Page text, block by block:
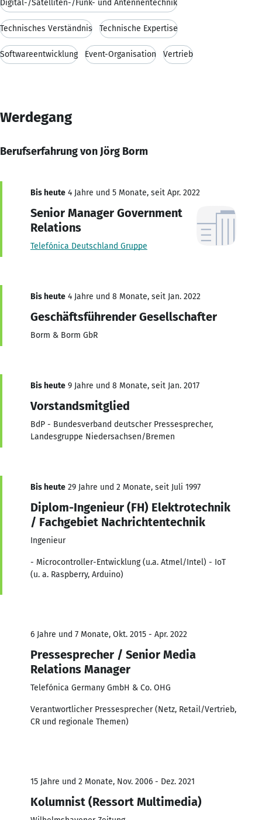
Digital-/Satelliten-/Funk- und Antennentechnik
Technisches Verständnis Technische Expertise
Softwareentwicklung Event-Organisation Vertrieb
Werdegang
Berufserfahrung von Jörg Borm
Bis heute 4 Jahre und 5 Monate, seit Apr. 2022
Senior Manager Government
Relations
Telefónica Deutschland Gruppe
Bis heute 4 Jahre und 8 Monate, seit Jan. 2022
Geschäftsführender Gesellschafter
Borm & Borm GbR
Bis heute 9 Jahre und 8 Monate, seit Jan. 2017
Vorstandsmitglied
BdP - Bundesverband deutscher Pressesprecher,
Landesgruppe Niedersachsen/Bremen
Bis heute 29 Jahre und 2 Monate, seit Juli 1997
Diplom-Ingenieur (FH) Elektrotechnik
/ Fachgebiet Nachrichtentechnik
Ingenieur
- Microcontroller-Entwicklung (u.a. Atmel/Intel) - IoT
(u. a. Raspberry, Arduino)
6 Jahre und 7 Monate, Okt. 2015 - Apr. 2022
Pressesprecher / Senior Media
Relations Manager
Telefónica Germany GmbH & Co. OHG
Verantwortlicher Pressesprecher (Netz, Retail/Vertrieb,
CR und regionale Themen)
15 Jahre und 2 Monate, Nov. 2006 - Dez. 2021
Kolumnist (Ressort Multimedia)